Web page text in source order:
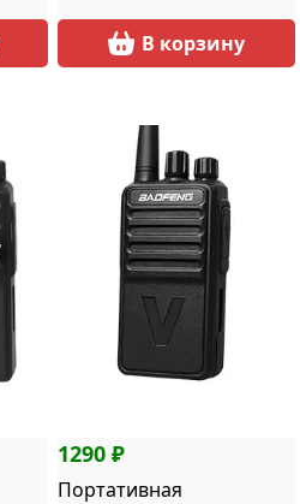
В корзину
1290 ₽
Портативная